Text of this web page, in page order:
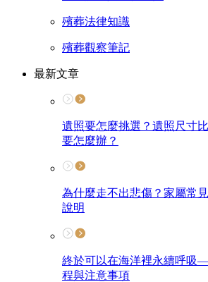
殯葬法律知識
殯葬觀察筆記
最新文章
遺照要怎麼挑選？遺照尺寸
要怎麼辦？
為什麼走不出悲傷？家屬常
說明
終於可以在海洋裡永續呼吸
程與注意事項